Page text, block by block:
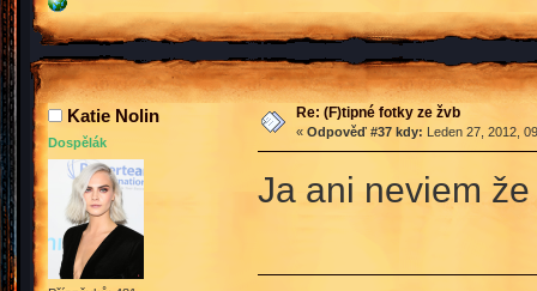
Katie Nolin
Dospělák
Re: (F)tipné fotky ze žvb
« Odpověď #37 kdy: Leden 27, 2012,
Ja ani neviem